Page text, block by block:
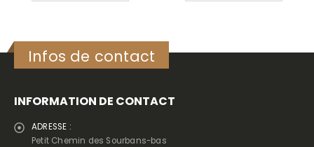
Infos de contact
INFORMATION DE CONTACT
ADRESSE :
Petit Chemin des Sourbans-bas